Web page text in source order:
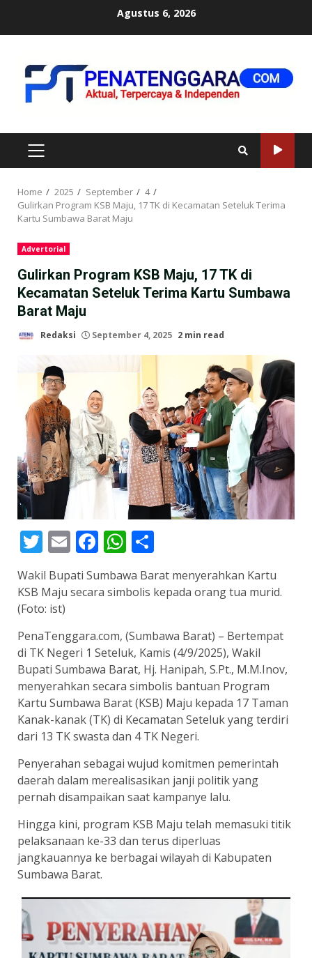
Agustus 6, 2026
PRIMARY
MENU
Home 2025 September
4
Gulirkan Program KSB Maju, 17 TK di Kecamatan Seteluk Terima
Kartu Sumbawa Barat Maju
Advertorial
Gulirkan Program KSB Maju, 17 TK di
Kecamatan Seteluk Terima Kartu Sumbawa
Barat Maju
Redaksi September 4, 2025 2 min read
Twitter
EmailFacebook
WhatsApp
Wakil Bupati Sumbawa Barat menyerahkan Kartu
KSB Maju secara simbolis kepada orang tua murid.
(Foto: ist)
PenaTenggara.com, (Sumbawa Barat) – Bertempat
di TK Negeri 1 Seteluk, Kamis (4/9/2025), Wakil
Bupati Sumbawa Barat, Hj. Hanipah, S.Pt., M.M.Inov,
menyerahkan secara simbolis bantuan Program
Kartu Sumbawa Barat (KSB) Maju kepada 17 Taman
Kanak-kanak (TK) di Kecamatan Seteluk yang terdiri
dari 13 TK swasta dan 4 TK Negeri.
Penyerahan sebagai wujud komitmen pemerintah
daerah dalam merealisasikan janji politik yang
pernah disampaikan saat kampanye lalu.
Hingga kini, program KSB Maju telah memasuki titik
pelaksanaan ke-33 dan terus diperluas
jangkauannya ke berbagai wilayah di Kabupaten
Sumbawa Barat.